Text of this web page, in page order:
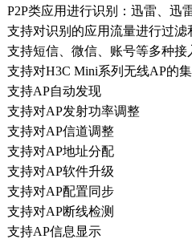
P2P类应用进行识别：迅雷、迅
支持对识别的应用流量进行过滤
支持短信、微信、账号等多种接
支持对H3C Mini系列无线AP的
支持AP自动发现
支持对AP发射功率调整
支持对AP信道调整
支持对AP地址分配
支持对AP软件升级
支持对AP配置同步
支持对AP断线检测
支持AP信息显示